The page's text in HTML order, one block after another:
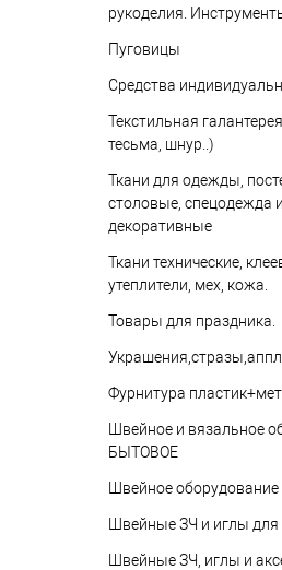
рукоделия.
Пуговицы
Средства
Текстильная
тесьма, шнур..)
Ткани для одежды,
столовые, спецодежда и
декоративные
Ткани технические,
утеплители, мех, кожа.
Товары для праздника.
Фурнитура
Швейное и вязальное
БЫТОВОЕ
Швейное
Швейные ЗЧ и иглы
Швейные ЗЧ, иглы и